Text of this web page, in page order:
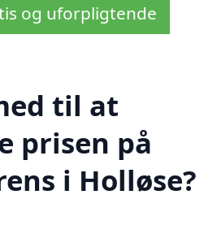
og uforpligtende
til at
prisen på
i Holløse?